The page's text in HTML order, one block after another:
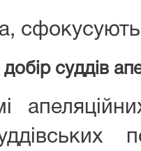
суддів